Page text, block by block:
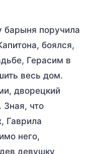
барыня поручила
боялся,
Герасим в
весь дом.
дворецкий
Зная, что
Гаврила
него,
девушку